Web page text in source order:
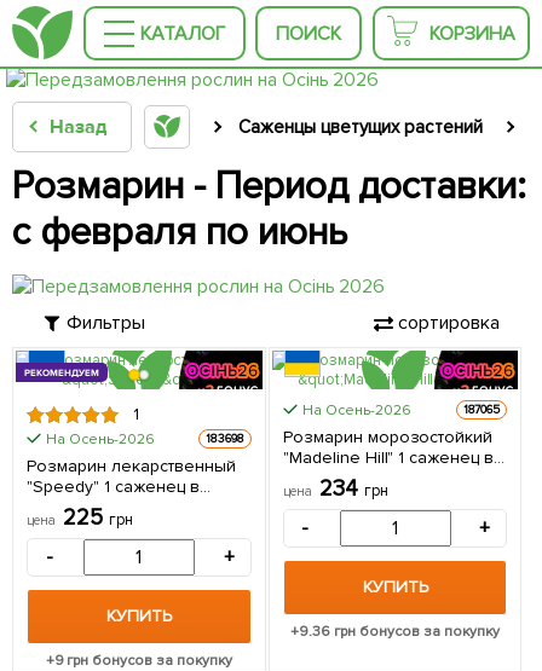
КАТАЛОГ ПОИСК КОРЗИНА
Назад Саженцы цветущих растений
Розмарин - Период доставки:
с февраля по июнь
Фильтры сортировка
РЕКОМЕНДУЕМ
1
На Осень-2026 183698
Розмарин лекарственный
"Speedy" 1 саженец в
упаковке
цена 225 грн
- +
КУПИТЬ
+9грн бонусов за покупку
На Осень-2026 187065
Розмарин морозостойкий
"Madeline Hill" 1 саженец в
упаковке
цена 234 грн
- +
КУПИТЬ
+9.36 грн бонусов за покупку